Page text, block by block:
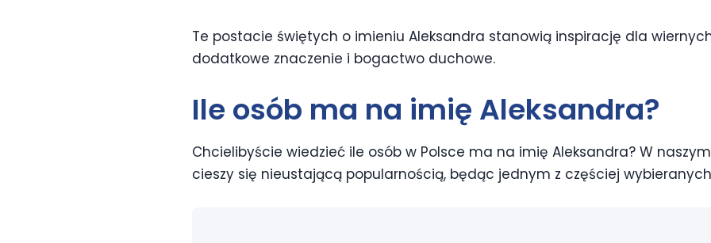
Te postacie świętych o imieniu Aleksandra stanowią inspirację dla
dodatkowe znaczenie i bogactwo duchowe.
Ile osób ma na imię Aleksandra?
Chcielibyście wiedzieć ile osób w Polsce ma na imię Aleksandra? W
cieszy się nieustającą popularnością, będąc jednym z częściej